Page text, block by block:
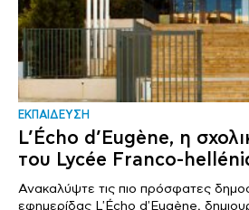
ΕΚΠΑΙΔΕΥΣΗ
L’Écho d’Eugène, η
του Lycée Franco-
Ανακαλύψτε τις πιο πρόσφατες
εφημερίδας L'Écho d'Eugène,